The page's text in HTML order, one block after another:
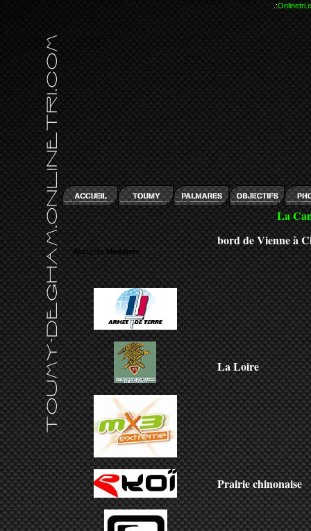
.:
La
Accï¿½s Membres
bord de Vienne à
La Loire
Prairie chinonaise